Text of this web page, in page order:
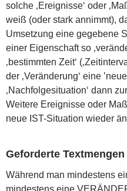
solche ‚Ereignisse‘ oder
weiß (oder stark annimmt),
Umsetzung eine gegebene
einer Eigenschaft so
‚bestimmten Zeit‘
der ‚Veränderung‘ eine
‚Nachfolgesituation‘ dann
Weitere Ereignisse oder
neue IST-Situation wieder
Geforderte Textmengen
Während man mindestens